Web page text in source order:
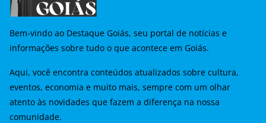
Bem-vindo ao Destaque Goiás, seu portal de notícias e
informações sobre tudo o que acontece em Goiás.
Aqui, você encontra conteúdos atualizados sobre cultura,
eventos, economia e muito mais, sempre com um olhar
atento às novidades que fazem a diferença na nossa
comunidade.